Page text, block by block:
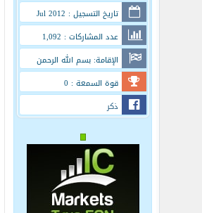
تاريخ التسجيل : Jul 2012
عدد المشاركات : 1,092
الإقامة: بسم الله الرحمن
الرحيم
قوة السمعة : 0
ذكر